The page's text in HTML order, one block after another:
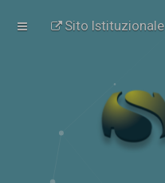
Sito Istituzionale